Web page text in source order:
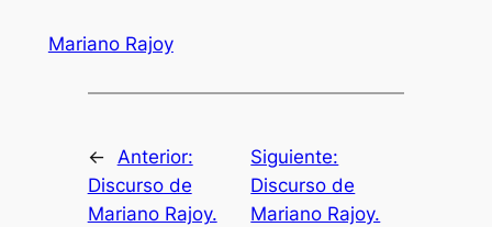
Mariano Rajoy
← Anterior:
Discurso de
Mariano Rajoy.
Siguiente:
Discurso de
Mariano Rajoy.